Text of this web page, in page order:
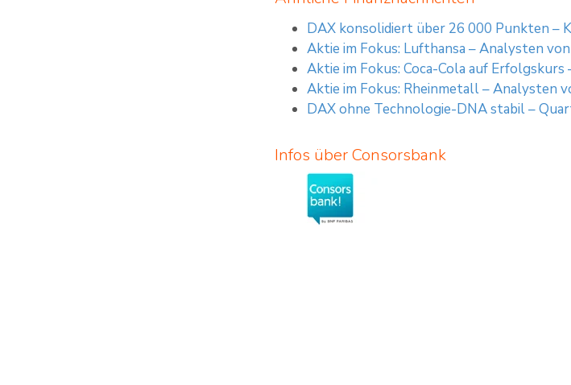
DAX konsolidiert über 26 000 Punkten –
Aktie im Fokus: Lufthansa – Analysten
Aktie im Fokus: Coca-Cola auf
Aktie im Fokus: Rheinmetall – Analysten
DAX ohne Technologie-DNA stabil –
Infos über Consorsbank